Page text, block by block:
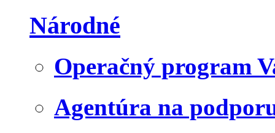
Národné
Operačný program
Agentúra na